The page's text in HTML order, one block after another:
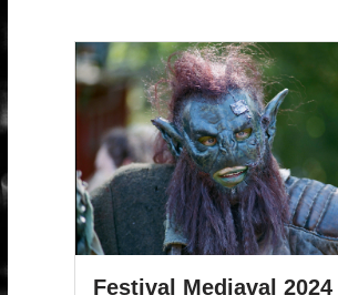
Festival Mediaval 2024